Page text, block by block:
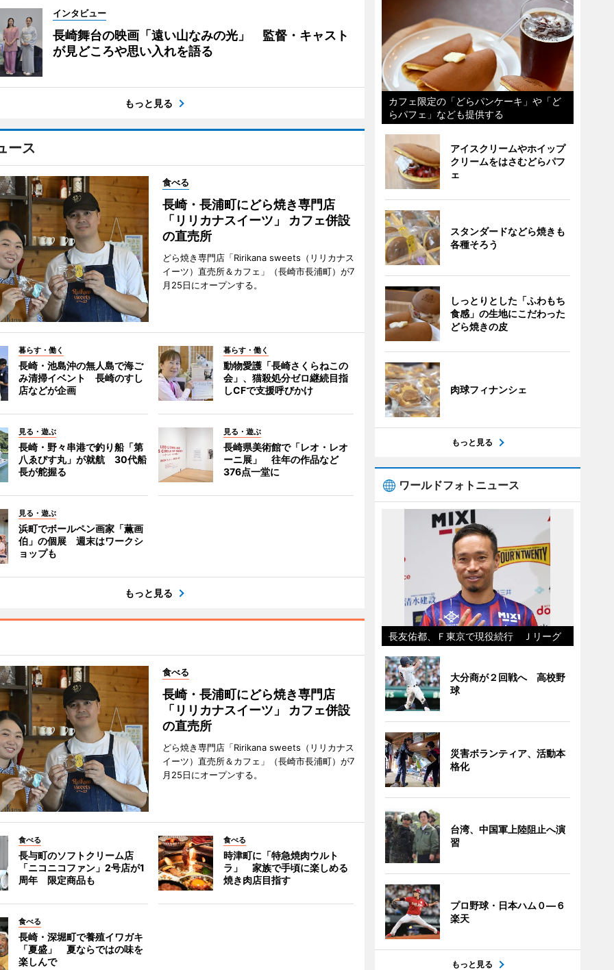
インタビュー
長崎舞台の映画「遠い山なみの光」 監督・キャスト
が見どころや思い入れを語る
もっと見る
ース
食べる
長崎・長浦町にどら焼き専門店
「リリカナスイーツ」 カフェ併設
の直売所
どら焼き専門店「Ririkana sweets（リリカナス
イーツ）直売所＆カフェ」（長崎市長浦町）が7
月25日にオープンする。
暮らす・働く
長崎・池島沖の無人島で海ご
み清掃イベント 長崎のすし
店などが企画
暮らす・働く
動物愛護「長崎さくらねこの
会」、猫殺処分ゼロ継続目指
しCFで支援呼びかけ
見る・遊ぶ
長崎・野々串港で釣り船「第
八ゑびす丸」が就航 30代船
長が舵握る
見る・遊ぶ
長崎県美術館で「レオ・レオ
ーニ展」 往年の作品など
376点一堂に
見る・遊ぶ
浜町でボールペン画家「薫画
伯」の個展 週末はワークシ
ョップも
もっと見る
食べる
長崎・長浦町にどら焼き専門店
「リリカナスイーツ」 カフェ併設
の直売所
どら焼き専門店「Ririkana sweets（リリカナス
イーツ）直売所＆カフェ」（長崎市長浦町）が7
月25日にオープンする。
食べる
長与町のソフトクリーム店
「ニコニコファン」2号店が1
周年 限定商品も
食べる
時津町に「特急焼肉ウルト
ラ」 家族で手頃に楽しめる
焼き肉店目指す
食べる
長崎・深堀町で養殖イワガキ
「夏盛」 夏ならではの味を
楽しんで
カフェ限定の「どらパンケーキ」や「ど
らパフェ」なども提供する
アイスクリームやホイップ
クリームをはさむどらパフ
ェ
スタンダードなどら焼きも
各種そろう
しっとりとした「ふわもち
食感」の生地にこだわった
どら焼きの皮
肉球フィナンシェ
もっと見る
ワールドフォトニュース
長友佑都、Ｆ東京で現役続行 Ｊリーグ
大分商が２回戦へ 高校野
球
災害ボランティア、活動本
格化
台湾、中国軍上陸阻止へ演
習
プロ野球・日本ハム０―６
楽天
もっと見る